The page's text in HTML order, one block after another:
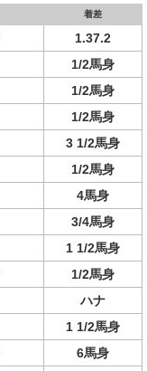
着差
1.37.2
1/2馬身
1/2馬身
1/2馬身
3 1/2馬身
1/2馬身
4馬身
3/4馬身
1 1/2馬身
1/2馬身
ハナ
1 1/2馬身
6馬身